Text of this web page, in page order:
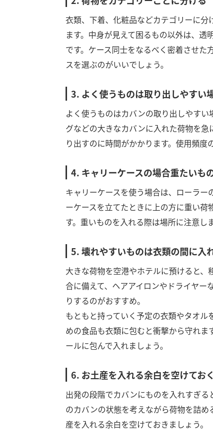
衣類、下着、化粧品などカテゴリーに
ます。中身が見えて困るもの以外は、
です。ケース同士をなるべく密着させ
スを選ぶのがいいでしょう。
3. よく使うものは取り出しやすい
よく使うものはカバンの取り出しやす
グなどの大きなカバンに入れた荷物を
り出すのに時間がかかります。使用頻度
4. キャリーケースの場合重たいも
キャリーケースを使う場合は、ローラ
ーケースを立てたときに上の方に重い
す。重いものを入れる際は場所に注意し
5. 壊れやすいものは衣類の間に入
大きな荷物を空港やホテルに預けると
合に備えて、ヘアアイロンやドライヤ
りするのがおすすめ。
もともと持っていく予定の衣類やタオ
めの食品も衣類に包むと衝撃から守れ
ールに包んで入れましょう。
6. お土産を入れる余白を空けておく
出発の段階でカバンにものを入れすぎ
のカバンの状態を考えながら荷物を詰
産を入れる余白を空けておきましょう。